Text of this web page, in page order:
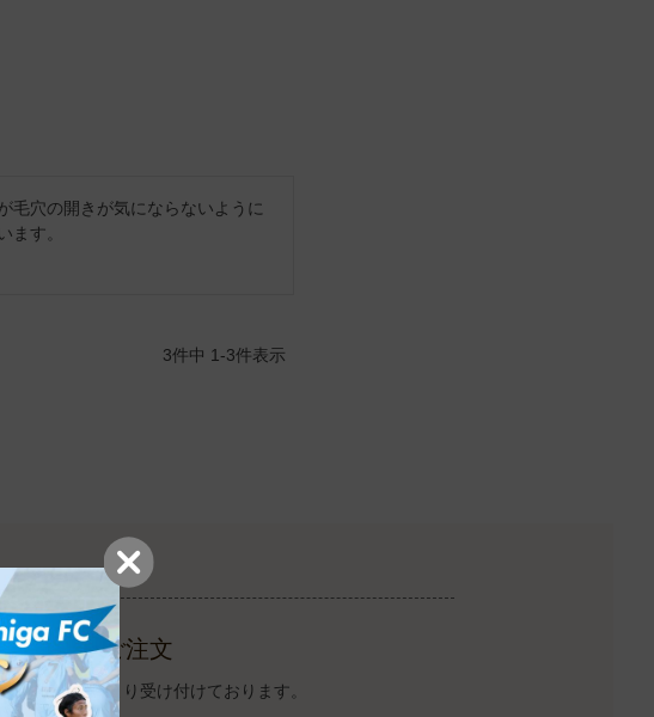
毛穴の開きが気にならないように
ます。
3件中 1 -3件表示
トでのご注文
らのサイトより受け付けております。